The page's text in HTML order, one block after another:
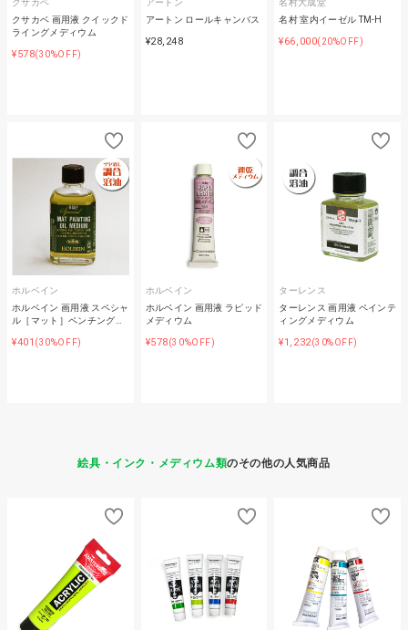
クサカベ
クサカベ 画用液 クイックド
ライングメディウム
¥578(30%OFF)
アートン
アートン ロールキャンバス
¥28,248
名村大成堂
名村 室内イーゼル TM-H
¥66,000(20%OFF)
ホルベイン
ホルベイン 画用液 スペシャ
ル［マット］ペンチング…
¥401 (30%OFF)
ホルベイン
ホルベイン 画用液 ラピッド
メディウム
¥578(30%OFF)
ターレンス
ターレンス 画用液 ペインテ
ィングメディウム
¥1,232(30%OFF)
絵具・インク・メディウム類のその他の人気商品